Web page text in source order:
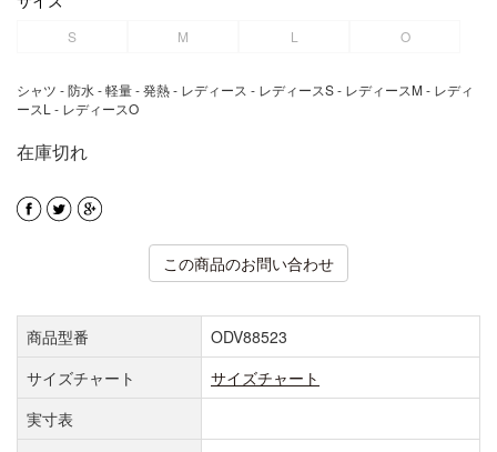
S M L O
シャツ - 防水 - 軽量 - 発熱 - レディース - レディースS - レディースM - レディ
ースL - レディースO
在庫切れ
この商品のお問い合わせ
商品型番
ODV88523
サイズチャート
サイズチャート
実寸表